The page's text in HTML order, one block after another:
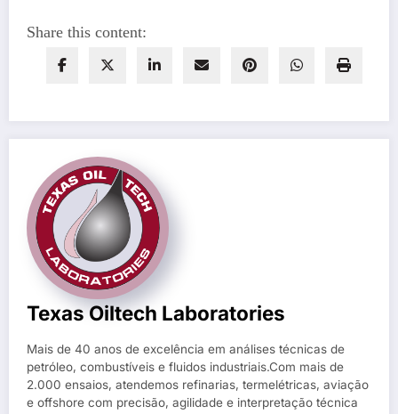
Share this content:
Texas Oiltech Laboratories
Mais de 40 anos de excelência em análises técnicas de
petróleo, combustíveis e fluidos industriais.Com mais de
2.000 ensaios, atendemos refinarias, termelétricas, aviação
e offshore com precisão, agilidade e interpretação técnica